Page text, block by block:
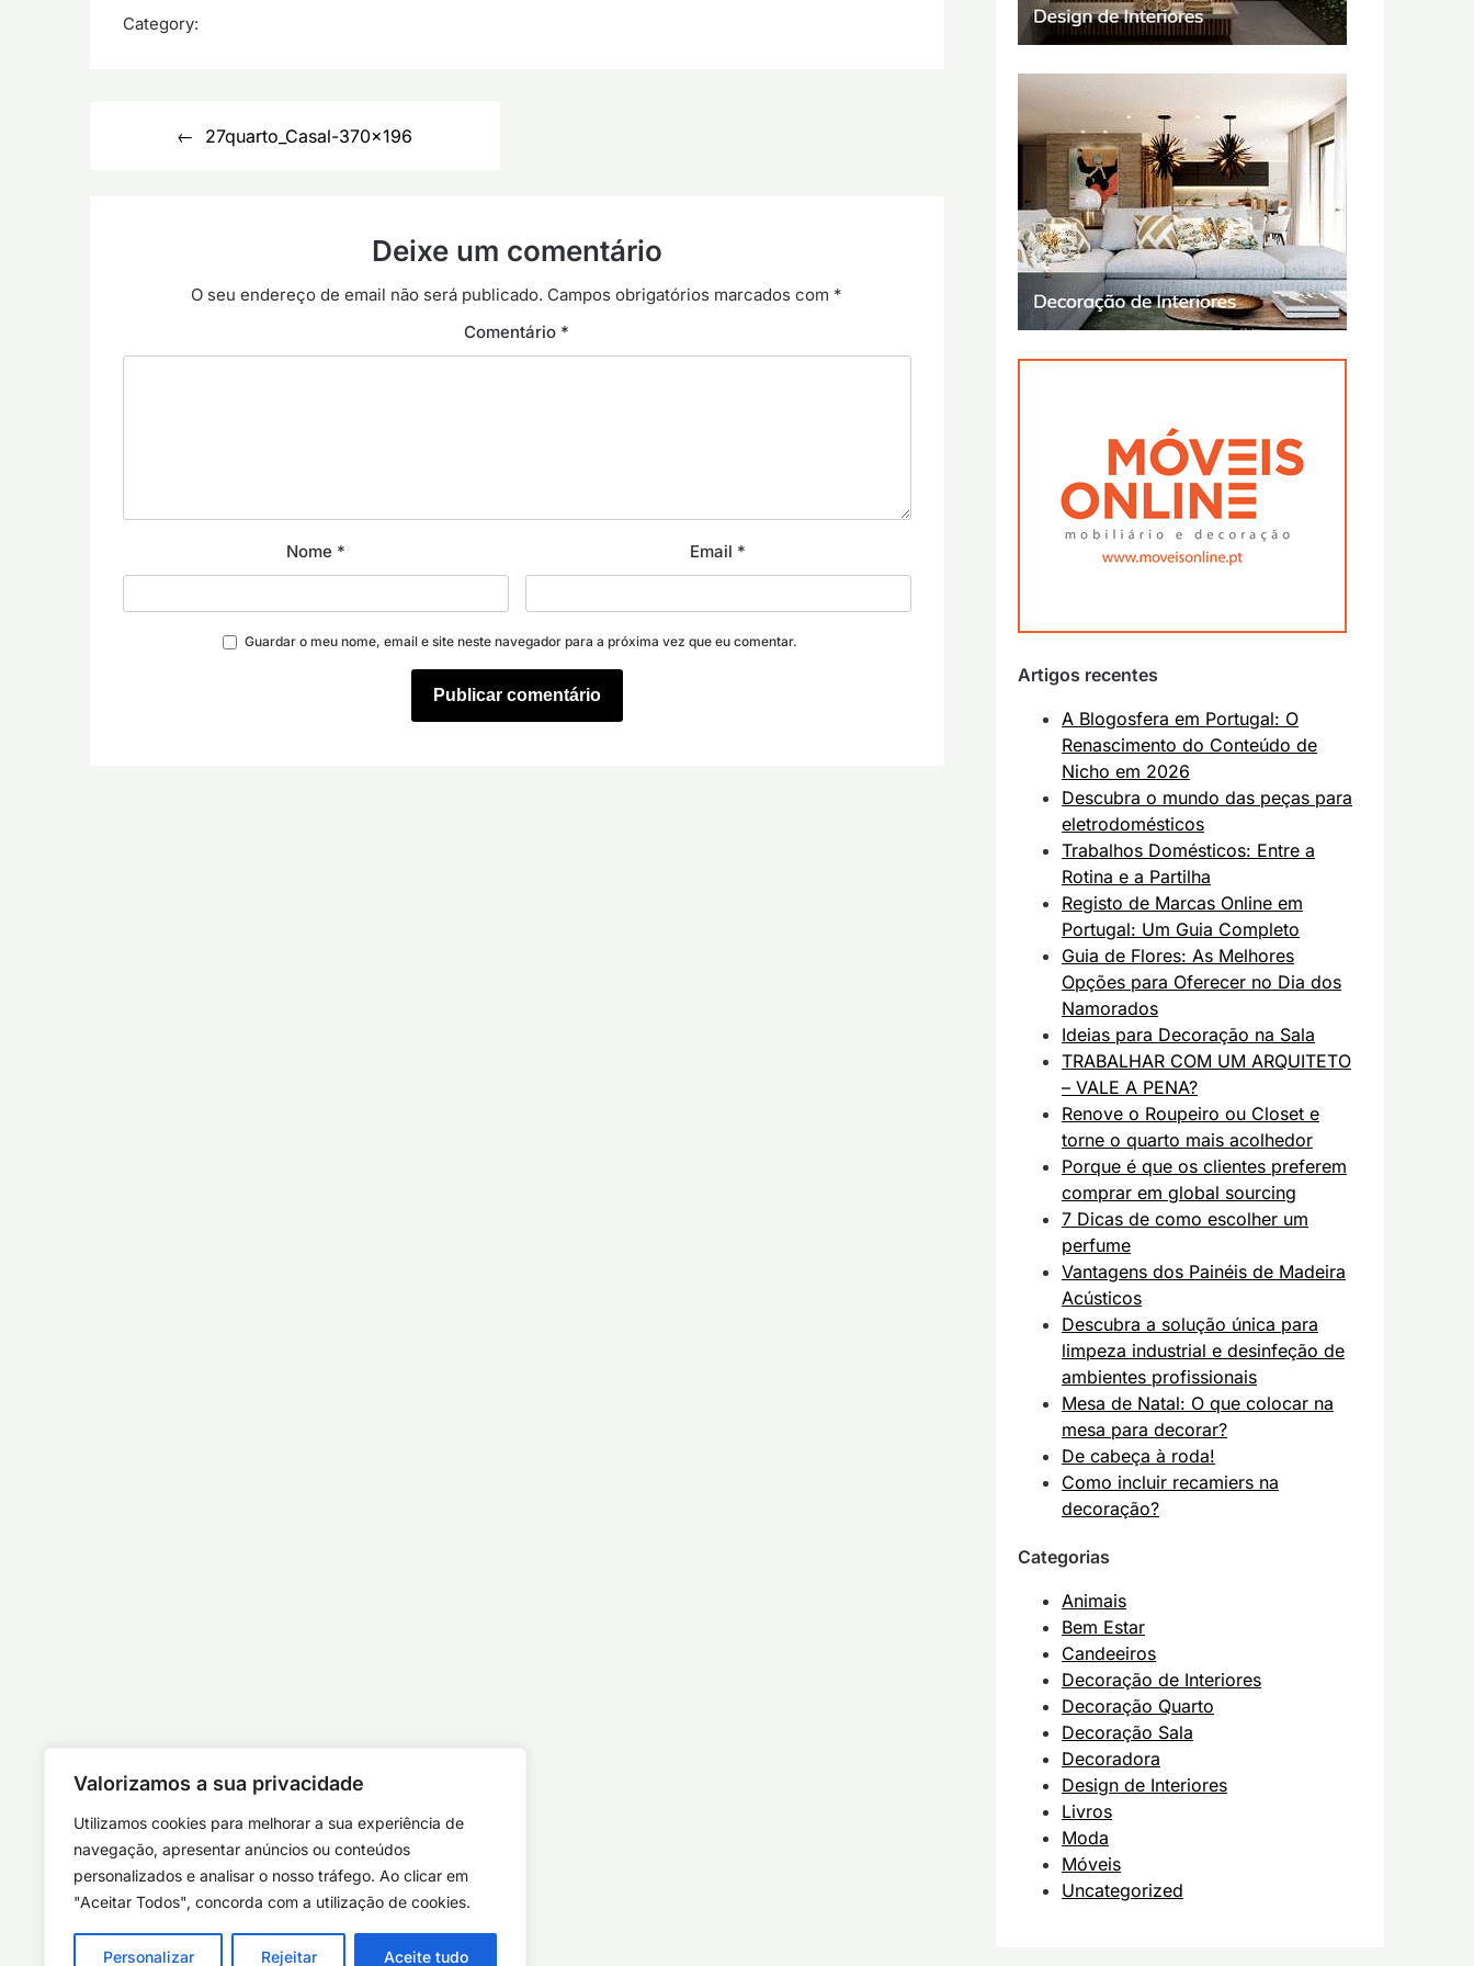
Valorizamos a sua privacidade
Utilizamos cookies para melhorar a sua experiência de
navegação, apresentar anúncios ou conteúdos
personalizados e analisar o nosso tráfego. Ao clicar em
"Aceitar Todos", concorda com a utilização de cookies.
Personalizar Rejeitar Aceite tudo
Category:
27quarto_Casal-370×196
Deixe um comentário
O seu endereço de email não será publicado. Campos obrigatórios marcados com *
Comentário *
Nome * Email *
Guardar o meu nome, email e site neste navegador para a próxima vez que eu comentar.
Artigos recentes
A Blogosfera em Portugal: O
Renascimento do Conteúdo de
Nicho em 2026
Descubra o mundo das peças para
eletrodomésticos
Trabalhos Domésticos: Entre a
Rotina e a Partilha
Registo de Marcas Online em
Portugal: Um Guia Completo
Guia de Flores: As Melhores
Opções para Oferecer no Dia dos
Namorados
Ideias para Decoração na Sala
TRABALHAR COM UM ARQUITETO
– VALE A PENA?
Renove o Roupeiro ou Closet e
torne o quarto mais acolhedor
Porque é que os clientes preferem
comprar em global sourcing
7 Dicas de como escolher um
perfume
Vantagens dos Painéis de Madeira
Acústicos
Descubra a solução única para
limpeza industrial e desinfeção de
ambientes profissionais
Mesa de Natal: O que colocar na
mesa para decorar?
De cabeça à roda!
Como incluir recamiers na
decoração?
Categorias
Animais
Bem Estar
Candeeiros
Decoração de Interiores
Decoração Quarto
Decoração Sala
Decoradora
Design de Interiores
Livros
Moda
Móveis
Uncategorized